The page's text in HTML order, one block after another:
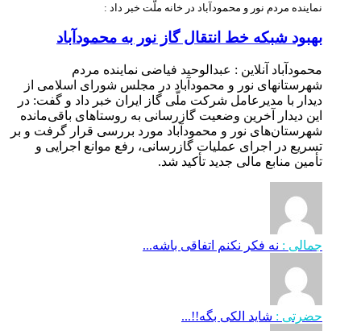
نماینده مردم نور و محمودآباد در خانه ملّت خبر داد :
بهبود شبکه خط انتقال گاز نور به محمودآباد
محمودآباد آنلاین : عبدالوحید فیاضی نماینده مردم
شهرستانهای نور و محمودآباد در مجلس شورای اسلامی از
دیدار با مدیرعامل شرکت ملّی گاز ایران خبر داد و گفت: در
این دیدار آخرین وضعیت گازرسانی به روستاهای باقی‌مانده
شهرستان‌های نور و محمودآباد مورد بررسی قرار گرفت و بر
تسریع در اجرای عملیات گازرسانی، رفع موانع اجرایی و
تأمین منابع مالی جدید تأکید شد.
جمالی : نه فکر نکنم اتفاقی باشه...
حضرتی : شاید الکی بگه!!...